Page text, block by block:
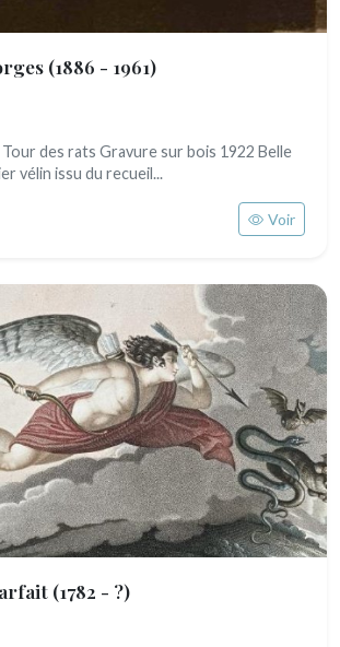
(1886 - 1961)
Tour des rats Gravure sur bois 1922 Belle
vélin issu du recueil...
Voir
(1782 - ?)